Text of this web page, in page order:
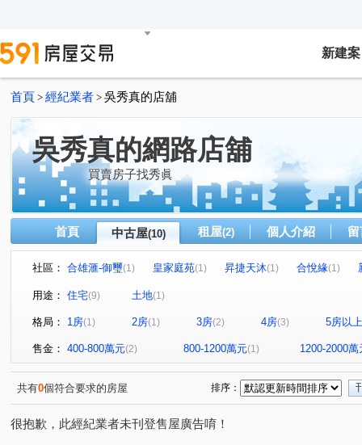
新建案
首頁 > 經紀業者 > 吳秀真的店舖
吳秀真的網路店舖
買賣房子找秀眞
首頁 中古屋(10) 租屋(2) 個人介紹
社區： 合雄滙-御璽(1) 皇家庭苑(1) 昇捷天沐(1) 合悅緣(1)
景程禾雅
安美大望
興仁路二段
用途： 住宅(9) 土地(1)
格局： 1房(1) 2房(1) 3房(2) 4房(3) 5房以上
售金： 400-800萬元(2) 800-1200萬元(1) 1200-2000萬
共有0個符合要求的房屋 排序：
很抱歉，此經紀業者未刊登售屋廣告唷！